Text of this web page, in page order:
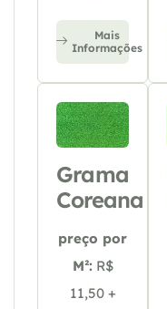
Mais
Informações
Grama
Coreana
preço por
M²: R$
11,50 +